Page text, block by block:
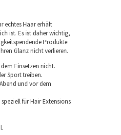
echtes Haar erhält
ist. Es ist daher wichtig,
Produkte
Glanz nicht verlieren.
Einsetzen nicht.
Sport treiben.
und vor dem
für Hair Extensions